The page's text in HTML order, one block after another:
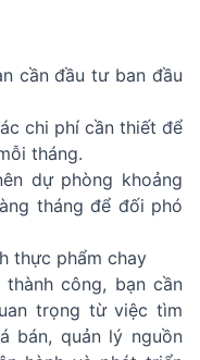
cần đầu tư ban đầu
chi phí cần thiết để
tháng.
dự phòng khoảng
tháng để đối phó
thực phẩm chay
công, bạn cần
trọng từ việc tìm
bán, quản lý nguồn